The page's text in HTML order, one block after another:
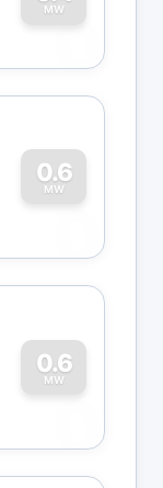
MW
0
0.6
MW
0
0.6
MW
0